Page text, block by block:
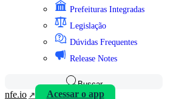
Prefeituras Integradas
Legislação
Dúvidas Frequentes
Release Notes
Buscar
nfe.io Acessar o app